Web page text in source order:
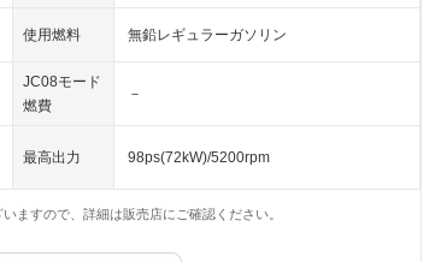
使用燃料 無鉛レギュラーガソリン
JC08モード
燃費
－
最高出力 98ps(72kW)/5200rpm
ますので、詳細は販売店にご確認ください。